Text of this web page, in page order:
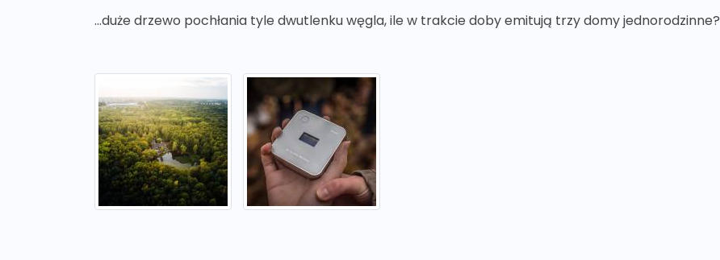
...duże drzewo pochłania tyle dwutlenku węgla, ile w trakcie doby emitują trzy domy jednorodzinne?